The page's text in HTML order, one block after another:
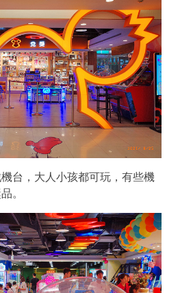
台，大人小孩都可玩，有些機
。